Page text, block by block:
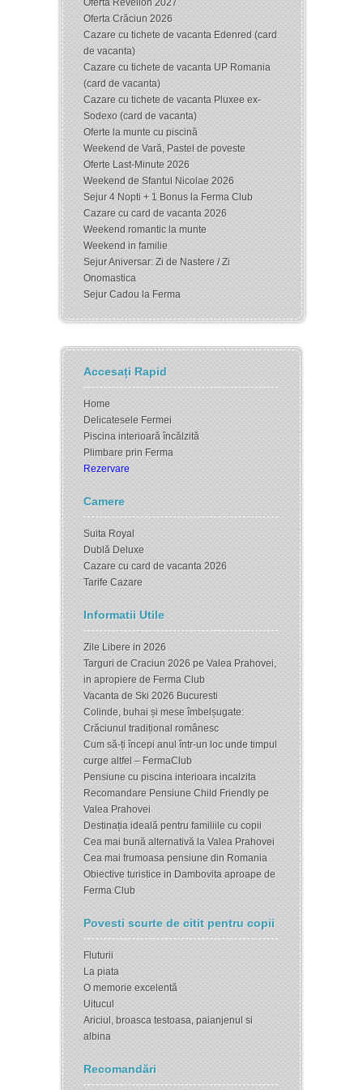
Oferta Revelion 2027
Oferta Crăciun 2026
Cazare cu tichete de vacanta Edenred (card
de vacanta)
Cazare cu tichete de vacanta UP Romania
(card de vacanta)
Cazare cu tichete de vacanta Pluxee ex-
Sodexo (card de vacanta)
Oferte la munte cu piscină
Weekend de Vară, Pastel de poveste
Oferte Last-Minute 2026
Weekend de Sfantul Nicolae 2026
Sejur 4 Nopti + 1 Bonus la Ferma Club
Cazare cu card de vacanta 2026
Weekend romantic la munte
Weekend in familie
Sejur Aniversar: Zi de Nastere / Zi
Onomastica
Sejur Cadou la Ferma
Accesați Rapid
Home
Delicatesele Fermei
Piscina interioară încălzită
Plimbare prin Ferma
Rezervare
Camere
Suita Royal
Dublă Deluxe
Cazare cu card de vacanta 2026
Tarife Cazare
Informatii Utile
Zile Libere in 2026
Targuri de Craciun 2026 pe Valea Prahovei,
in apropiere de Ferma Club
Vacanta de Ski 2026 Bucuresti
Colinde, buhai și mese îmbelșugate:
Crăciunul tradițional românesc
Cum să-ți începi anul într-un loc unde timpul
curge altfel – FermaClub
Pensiune cu piscina interioara incalzita
Recomandare Pensiune Child Friendly pe
Valea Prahovei
Destinația ideală pentru familiile cu copii
Cea mai bună alternativă la Valea Prahovei
Cea mai frumoasa pensiune din Romania
Obiective turistice in Dambovita aproape de
Ferma Club
Povesti scurte de citit pentru copii
Fluturii
La piata
O memorie excelentă
Uitucul
Ariciul, broasca testoasa, paianjenul si
albina
Recomandări